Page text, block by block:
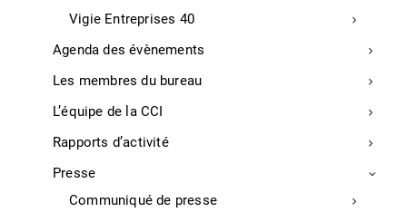
Vigie Entreprises 40
Agenda des évènements
Les membres du bureau
L’équipe de la CCI
Rapports d’activité
Presse
Communiqué de presse
entreprise
Carte agent immobilier
Formalités internationales
Développer ses compétences